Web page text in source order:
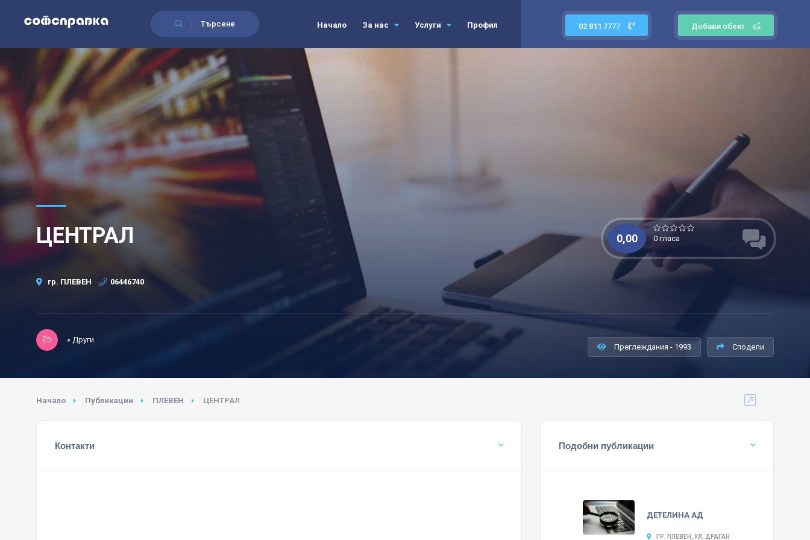
Търсене Добави обект
02 811 7777
Начало За нас Услуги Профил
ЦЕНТРАЛ
гр. ПЛЕВЕН 06446740
0,00 0 гласа
» Други
Преглеждания - 1993
Сподели
Начало Публикации ПЛЕВЕН ЦЕНТРАЛ
Контакти Подобни публикации
ДЕТЕЛИНА АД
ГР. ПЛЕВЕН, УЛ. ДРАГАН